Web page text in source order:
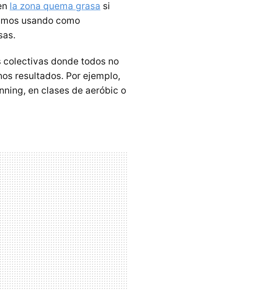
la zona quema grasa si
usando como
colectivas donde todos no
resultados. Por ejemplo,
en clases de aeróbic o